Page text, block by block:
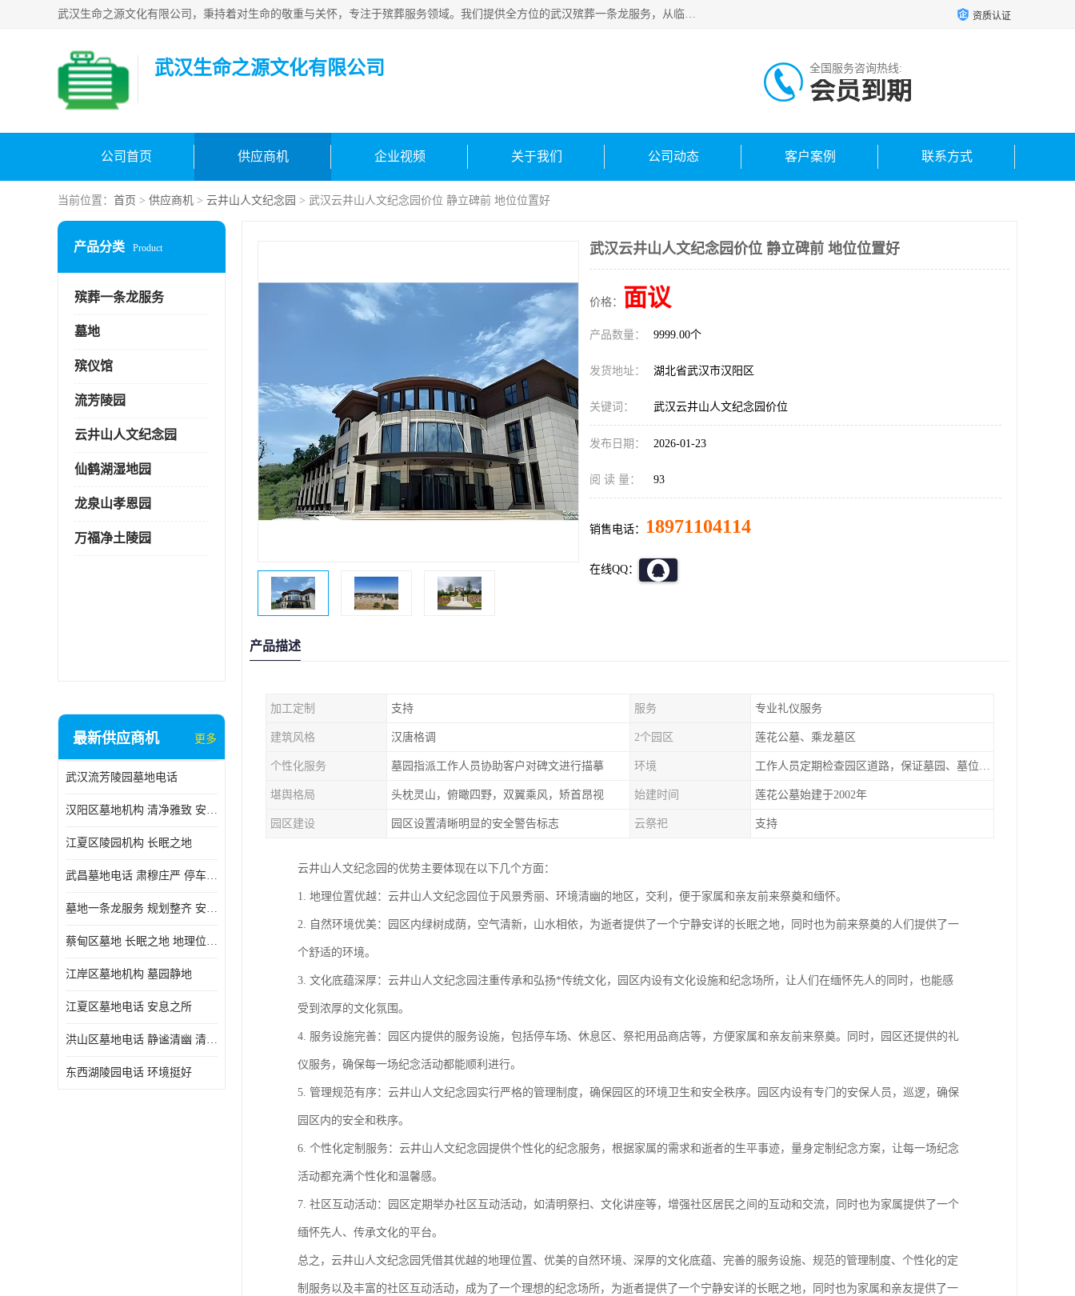
武汉生命之源文化有限公司，秉持着对生命的敬重与关怀，专注于殡葬服务领域。我们提供全方位的武汉殡葬一条龙服务，从临终关怀开始，到后事的妥善处理，每个环节都精心安排。专业团队严格依照规范，为逝者净身、穿衣，庄重地接运遗体，提供优质的遗体整理与妆扮服务。告别仪式策划、火化手续办理以及骨灰安置等事务，也都有专人协助。 资质认证
武汉生命之源文化有限公司 全国服务咨询热线:
会员到期
公司首页 供应商机 企业视频 关于我们 公司动态 客户案例 联系方式
当前位置： 首页 > 供应商机 > 云井山人文纪念园 > 武汉云井山人文纪念园价位 静立碑前 地位位置好
产品分类 Product
殡葬一条龙服务
墓地
殡仪馆
流芳陵园
云井山人文纪念园
仙鹤湖湿地园
龙泉山孝恩园
万福净土陵园
最新供应商机 更多
武汉流芳陵园墓地电话
汉阳区墓地机构 清净雅致 安息之所
江夏区陵园机构 长眠之地
武昌墓地电话 肃穆庄严 停车方便
墓地一条龙服务 规划整齐 安息之所
蔡甸区墓地 长眠之地 地理位置好
江岸区墓地机构 墓园静地
江夏区墓地电话 安息之所
洪山区墓地电话 静谧清幽 清净雅致
东西湖陵园电话 环境挺好
武汉云井山人文纪念园价位 静立碑前 地位位置好
价格： 面议
产品数量： 9999.00个
发货地址： 湖北省武汉市汉阳区
关键词： 武汉云井山人文纪念园价位
发布日期： 2026-01-23
阅 读 量： 93
销售电话： 18971104114
在线QQ：
产品描述
加工定制 支持 服务 专业礼仪服务
建筑风格 汉唐格调 2个园区 莲花公墓、乘龙墓区
个性化服务 墓园指派工作人员协助客户对碑文进行描摹 环境 工作人员定期检查园区道路，保证墓园、墓位间的道路便捷、平整
堪舆格局 头枕灵山，俯瞰四野，双翼乘风，矫首昂视 始建时间 莲花公墓始建于2002年
园区建设 园区设置清晰明显的安全警告标志 云祭祀 支持
云井山人文纪念园的优势主要体现在以下几个方面：
1. 地理位置优越：云井山人文纪念园位于风景秀丽、环境清幽的地区，交利，便于家属和亲友前来祭奠和缅怀。
2. 自然环境优美：园区内绿树成荫，空气清新，山水相依，为逝者提供了一个宁静安详的长眠之地，同时也为前来祭奠的人们提供了一
个舒适的环境。
3. 文化底蕴深厚：云井山人文纪念园注重传承和弘扬*传统文化，园区内设有文化设施和纪念场所，让人们在缅怀先人的同时，也能感
受到浓厚的文化氛围。
4. 服务设施完善：园区内提供的服务设施，包括停车场、休息区、祭祀用品商店等，方便家属和亲友前来祭奠。同时，园区还提供的礼
仪服务，确保每一场纪念活动都能顺利进行。
5. 管理规范有序：云井山人文纪念园实行严格的管理制度，确保园区的环境卫生和安全秩序。园区内设有专门的安保人员，巡逻，确保
园区内的安全和秩序。
6. 个性化定制服务：云井山人文纪念园提供个性化的纪念服务，根据家属的需求和逝者的生平事迹，量身定制纪念方案，让每一场纪念
活动都充满个性化和温馨感。
7. 社区互动活动：园区定期举办社区互动活动，如清明祭扫、文化讲座等，增强社区居民之间的互动和交流，同时也为家属提供了一个
缅怀先人、传承文化的平台。
总之，云井山人文纪念园凭借其优越的地理位置、优美的自然环境、深厚的文化底蕴、完善的服务设施、规范的管理制度、个性化的定
制服务以及丰富的社区互动活动，成为了一个理想的纪念场所，为逝者提供了一个宁静安详的长眠之地，同时也为家属和亲友提供了一